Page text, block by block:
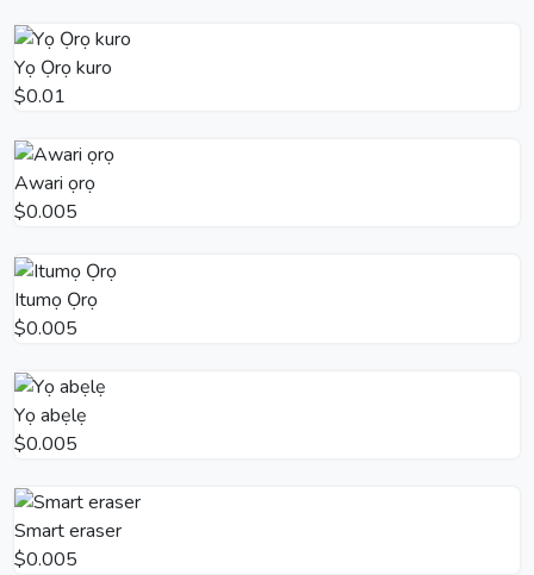
Yọ Ọrọ kuro
$0.01
Awari ọrọ
$0.005
Itumọ Ọrọ
$0.005
Yọ abẹlẹ
$0.005
Smart eraser
$0.005